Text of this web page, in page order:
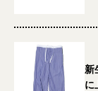
新
に